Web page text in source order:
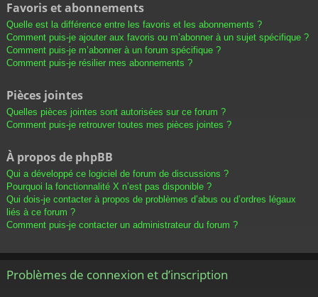
Favoris et abonnements
Quelle est la différence entre les favoris et les abonnements ?
Comment puis-je ajouter aux favoris ou m’abonner à un sujet spécifique ?
Comment puis-je m’abonner à un forum spécifique ?
Comment puis-je résilier mes abonnements ?
Pièces jointes
Quelles pièces jointes sont autorisées sur ce forum ?
Comment puis-je retrouver toutes mes pièces jointes ?
À propos de phpBB
Qui a développé ce logiciel de forum de discussions ?
Pourquoi la fonctionnalité X n’est pas disponible ?
Qui dois-je contacter à propos de problèmes d’abus ou d’ordres légaux
liés à ce forum ?
Comment puis-je contacter un administrateur du forum ?
Problèmes de connexion et d’inscription